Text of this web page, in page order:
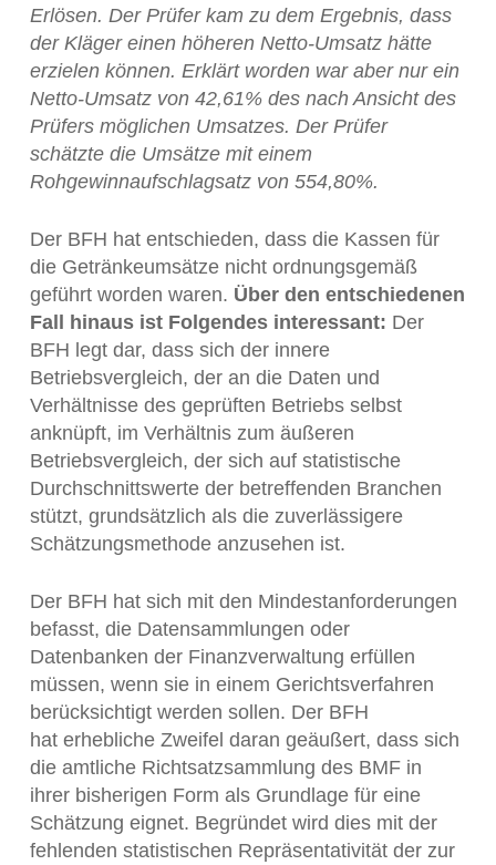
Erlösen. Der Prüfer kam zu dem Ergebnis, dass
der Kläger einen höheren Netto-Umsatz hätte
erzielen können. Erklärt worden war aber nur ein
Netto-Umsatz von 42,61% des nach Ansicht des
Prüfers möglichen Umsatzes. Der Prüfer
schätzte die Umsätze mit einem
Rohgewinnaufschlagsatz von 554,80%.
Der BFH hat entschieden, dass die Kassen für
die Getränkeumsätze nicht ordnungsgemäß
geführt worden waren. Über den entschiedenen
Fall hinaus ist Folgendes interessant: Der
BFH legt dar, dass sich der innere
Betriebsvergleich, der an die Daten und
Verhältnisse des geprüften Betriebs selbst
anknüpft, im Verhältnis zum äußeren
Betriebsvergleich, der sich auf statistische
Durchschnittswerte der betreffenden Branchen
stützt, grundsätzlich als die zuverlässigere
Schätzungsmethode anzusehen ist.
Der BFH hat sich mit den Mindestanforderungen
befasst, die Datensammlungen oder
Datenbanken der Finanzverwaltung erfüllen
müssen, wenn sie in einem Gerichtsverfahren
berücksichtigt werden sollen. Der BFH
hat erhebliche Zweifel daran geäußert, dass sich
die amtliche Richtsatzsammlung des BMF in
ihrer bisherigen Form als Grundlage für eine
Schätzung eignet. Begründet wird dies mit der
fehlenden statistischen Repräsentativität der zur